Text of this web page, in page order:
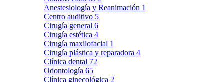
Anestesiología y Reanimación 1
Centro auditivo 5
Cirugía general 6
Cirugía estética 4
Cirugía maxilofacial 1
Cirugía plástica y reparadora 4
Clínica dental 72
Odontología 65
Clínica ginecológica 2